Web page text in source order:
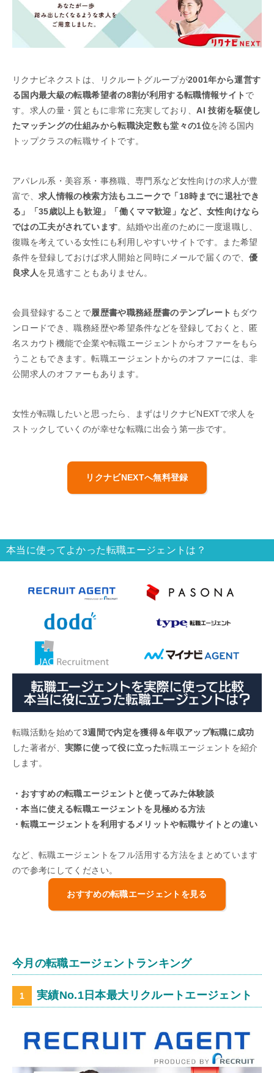
リクナビネクストは、リクルートグループが2001年から運営す
る国内最大級の転職希望者の8割が利用する転職情報サイト で
す。求人の量・質ともに非常に充実しており、AI 技術を駆使し
たマッチングの仕組みから転職決定数も堂々の1位を誇る国内
トップクラスの転職サイトです。
アパレル系・美容系・事務職、専門系など女性向けの求人が豊
富で、求人情報の検索方法もユニークで「18時までに退社でき
る」「35歳以上も歓迎」「働くママ歓迎」など、女性向けなら
ではの工夫がされています。結婚や出産のために一度退職し、
復職を考えている女性にも利用しやすいサイトです。また希望
条件を登録しておけば求人開始と同時にメールで届くので、優
良求人を見逃すこともありません。
会員登録することで履歴書や職務経歴書のテンプレート もダウ
ンロードでき、職務経歴や希望条件などを登録しておくと、匿
名スカウト機能で企業や転職エージェントからオファーをもら
うこともできます。転職エージェントからのオファーには、非
公開求人のオファーもあります。
女性が転職したいと思ったら、まずはリクナビNEXTで求人を
ストックしていくのが幸せな転職に出会う第一歩です。
リクナビNEXTへ無料登録
本当に使ってよかった転職エージェントは？
転職活動を始めて3週間で内定を獲得＆年収アップ転職に成功
した著者が、実際に使って役に立った転職エージェントを紹介
します。
・おすすめの転職エージェントと使ってみた体験談
・本当に使える転職エージェントを見極める方法
・転職エージェントを利用するメリットや転職サイトとの違い
など、転職エージェントをフル活用する方法をまとめています
ので参考にしてください。
おすすめの転職エージェントを見る
今月の転職エージェントランキング
実績No.1日本最大リクルートエージェント